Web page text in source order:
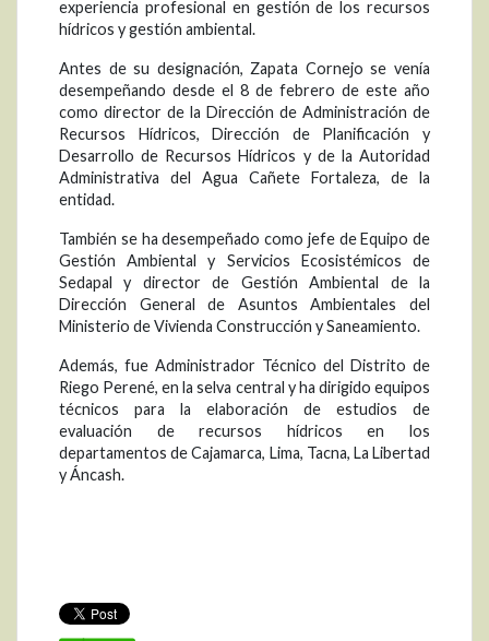
experiencia profesional en gestión de los recursos
hídricos y gestión ambiental.
Antes de su designación, Zapata Cornejo se venía
desempeñando desde el 8 de febrero de este año
como director de la Dirección de Administración de
Recursos Hídricos, Dirección de Planificación y
Desarrollo de Recursos Hídricos y de la Autoridad
Administrativa del Agua Cañete Fortaleza, de la
entidad.
También se ha desempeñado como jefe de Equipo de
Gestión Ambiental y Servicios Ecosistémicos de
Sedapal y director de Gestión Ambiental de la
Dirección General de Asuntos Ambientales del
Ministerio de Vivienda Construcción y Saneamiento.
Además, fue Administrador Técnico del Distrito de
Riego Perené, en la selva central y ha dirigido equipos
técnicos para la elaboración de estudios de
evaluación de recursos hídricos en los
departamentos de Cajamarca, Lima, Tacna, La Libertad
y Áncash.